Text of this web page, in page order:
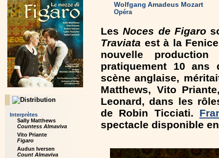
Interprètes
Sally Matthews
Countess Almaviva
Vito Priante
Figaro
Audun Iversen
Count Almaviva
Wolfgang Amadeus Mozart
Opéra
LesNoces de Figaro
Traviata est à la
nouvelle
pratiquement 10 ans
scène anglaise,
Matthews, Vito
Leonard, dans les
de Robin Ticciati.
spectacle disponible